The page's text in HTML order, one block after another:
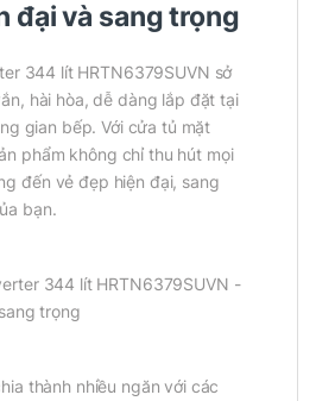
đại và sang trọng
344 lít HRTN6379SUVN sở
hài hòa, dễ dàng lắp đặt tại
gian bếp. Với cửa tủ mặt
phẩm không chỉ thu hút mọi
đến vẻ đẹp hiện đại, sang
bạn.
thành nhiều ngăn với các